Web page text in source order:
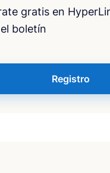
gratis en
boletín
Registro